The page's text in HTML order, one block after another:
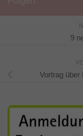
9
Vortrag über